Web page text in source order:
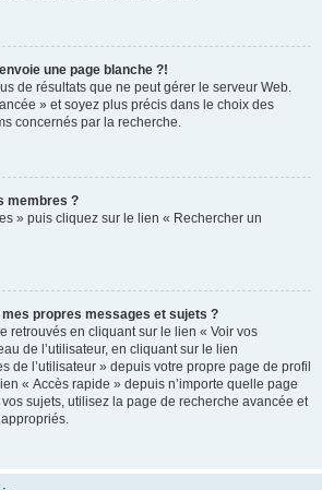
une page blanche ?!
de résultats que ne peut gérer le serveur Web.
» et soyez plus précis dans le choix des
concernés par la recherche.
membres ?
» puis cliquez sur le lien « Rechercher un
propres messages et sujets ?
retrouvés en cliquant sur le lien « Voir vos
de l’utilisateur, en cliquant sur le lien
de l’utilisateur » depuis votre propre page de profil
« Accès rapide » depuis n’importe quelle page
sujets, utilisez la page de recherche avancée et